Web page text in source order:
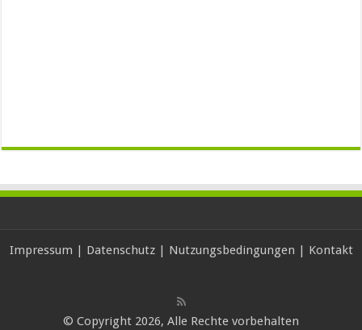
Impressum | Datenschutz| Nutzungsbedingungen | Kontakt
© Copyright 2026, Alle Rechte vorbehalten